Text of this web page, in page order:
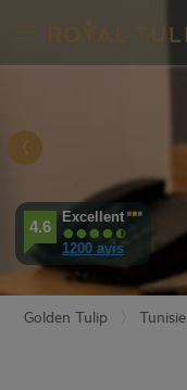
4.6
Excellent
1200 avis
Golden Tulip Tunisie